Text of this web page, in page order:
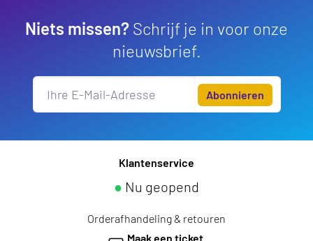
Niets missen? Schrijf je in voor onze
nieuwsbrief.
Abonnieren
Klantenservice
● Nu geopend
Orderafhandeling & retouren
Maak een ticket